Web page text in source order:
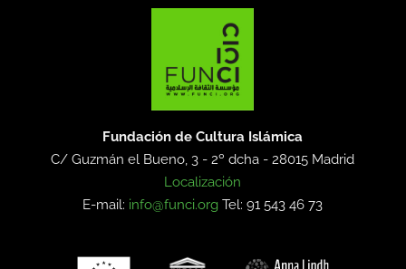
Fundación de Cultura Islámica
C/ Guzmán el Bueno, 3 - 2º dcha -28015 Madrid
Localización
E-mail: info@funci.org Tel: 91 543 46 73